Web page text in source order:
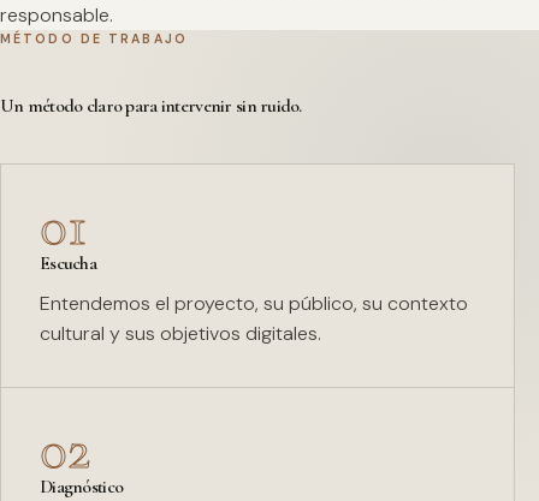
responsable.
MÉTODO DE TRABAJO
Un método claro para intervenir sin ruido.
01
Escucha
Entendemos el proyecto, su público, su contexto
cultural y sus objetivos digitales.
02
Diagnóstico